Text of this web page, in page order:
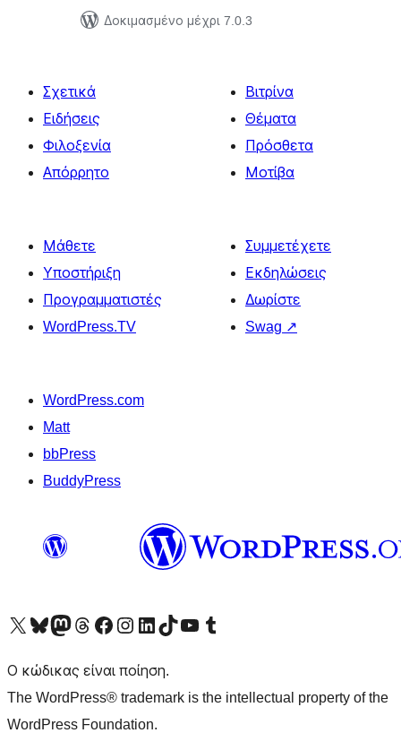
Δοκιμασμένο μέχρι 7.0.3
Σχετικά
Ειδήσεις
Φιλοξενία
Απόρρητο
Βιτρίνα
Θέματα
Πρόσθετα
Μοτίβα
Μάθετε
Υποστήριξη
Προγραμματιστές
WordPress.TV
Συμμετέχετε
Εκδηλώσεις
Δωρίστε
Swag ↗
WordPress.com
Matt
bbPress
BuddyPress
Visit our X (formerly Twitter) account
Visit our Bluesky account
Επισκεφθείτε τον λογαριασμό μας στο Mastodon
Visit our Threads account
Επισκεφτείτε τη σελίδα μας στο Facebook
Επισκεφθείτε τον λογαριασμό μας Instagram
Επισκεφθείτε τον λογαριασμό μας LinkedIn
Visit our TikTok account
Visit our YouTube channel
Visit our Tumblr account
Ο κώδικας είναι ποίηση.
The WordPress® trademark is the intellectual property of the
WordPress Foundation.